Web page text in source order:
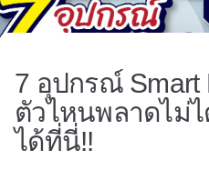
7 อุปกรณ์ Smart
ตัวไหนพลาดไม่
ได้ที่นี่!!